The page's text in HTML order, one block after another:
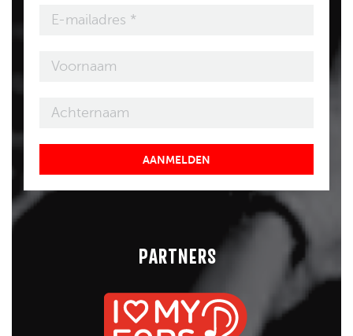
AANMELDEN
PARTNERS